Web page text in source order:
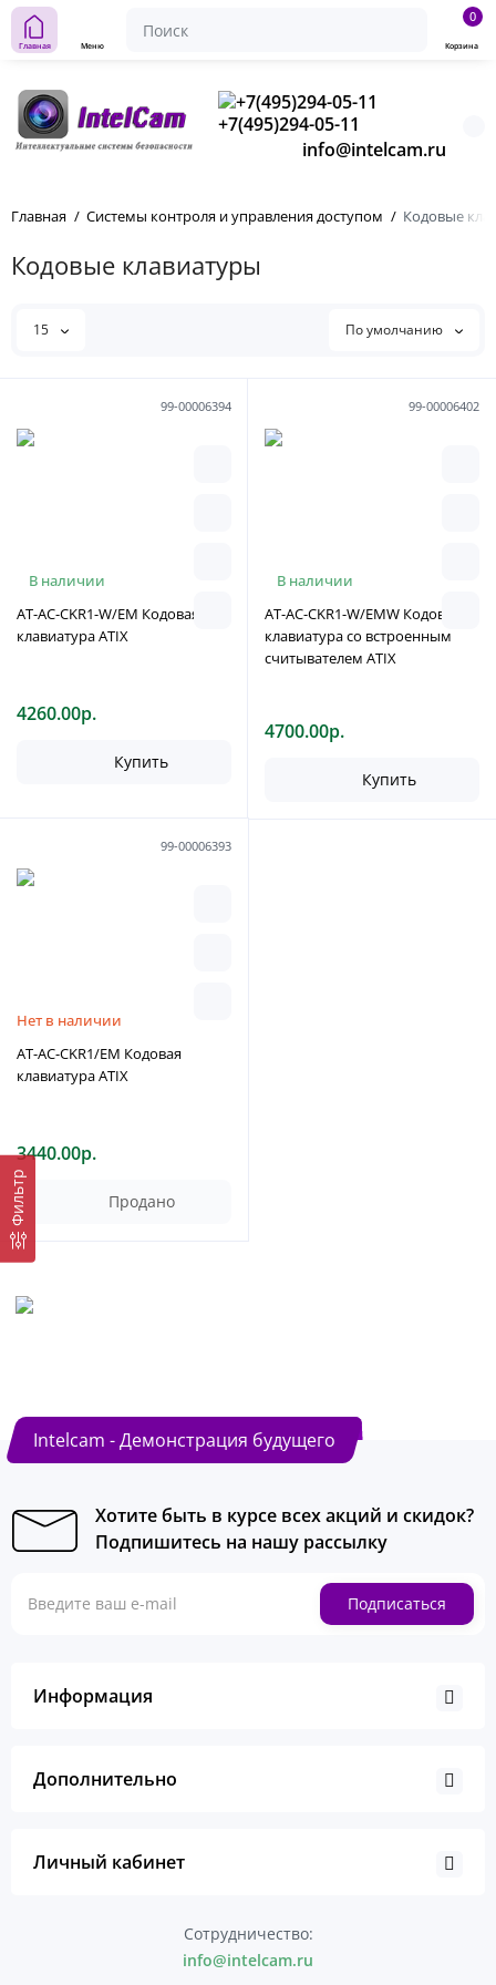
+7(495)294-05-11
info@intelcam.ru
Главная Меню
0
Корзина
Главная Системы контроля и управления доступом Кодовые
Фильтр
Кодовые клавиатуры
15 По умолчанию
99-00006394
В наличии
AT-AC-CKR1-W/EM Кодовая
клавиатура ATIX
4260.00р.
Купить
99-00006402
В наличии
AT-AC-CKR1-W/EMW Кодовая
клавиатура со встроенным
считывателем ATIX
4700.00р.
Купить
99-00006393
Нет в наличии
AT-AC-CKR1/EM Кодовая
клавиатура ATIX
3440.00р.
Продано
Intelcam - Демонстрация будущего
Хотите быть в курсе всех акций и скидок?
Подпишитесь на нашу рассылку
Подписаться
Информация
Дополнительно
Личный кабинет
Сотрудничество:
info@intelcam.ru